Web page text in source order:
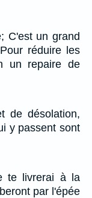
C'est un grand
réduire les
un repaire de
de désolation,
y passent sont
te livrerai à la
par l'épée